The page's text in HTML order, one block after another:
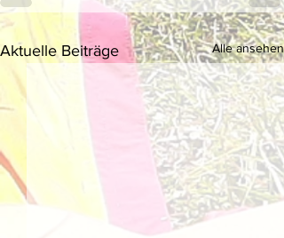
Aktuelle Beiträge Alle ansehen